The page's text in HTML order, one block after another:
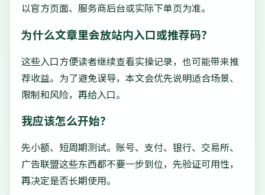
以官方页面、服务商后台或实际下单页为准。
为什么文章里会放站内入口或推荐码？
这些入口方便读者继续查看实操记录，也可能带来推
荐收益。为了避免误导，本文会优先说明适合场景、
限制和风险，再给入口。
我应该怎么开始？
先小额、短周期测试。账号、支付、银行、交易所、
广告联盟这些东西都不要一步到位，先验证可用性，
再决定是否长期使用。